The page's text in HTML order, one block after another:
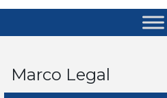
Marco Legal